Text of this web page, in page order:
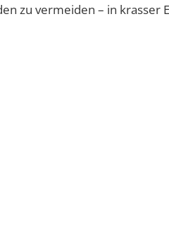
zu vermeiden – in krasser